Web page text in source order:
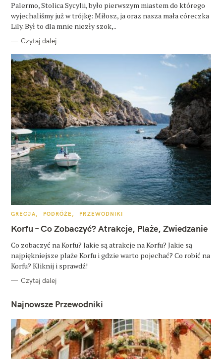
Palermo, Stolica Sycylii, było pierwszym miastem do którego
wyjechaliśmy już w trójkę: Miłosz, ja oraz nasza mała córeczka
Lily. Był to dla mnie niezły szok,..
Czytaj dalej
K
T
E
O
R
I
GRECJA PODRÓŻE PRZEWODNIKI
Korfu – Co Zobaczyć? Atrakcje, Plaże, Zwiedzanie
Co zobaczyć na Korfu? Jakie są atrakcje na Korfu? Jakie są
najpiękniejsze plaże Korfu i gdzie warto pojechać? Co robić na
Korfu? Kliknij i sprawdź!
Czytaj dalej
Najnowsze Przewodniki